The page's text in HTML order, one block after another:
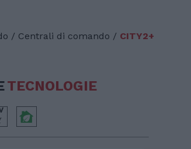
/ Centrali di comando / CITY2+
TECNOLOGIE